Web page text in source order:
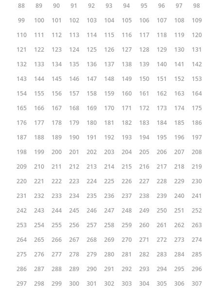
88
89 90 91 92 93 94 95 96 97
98
99
100 101 102 103 104 105 106 107 108
109
110
111 112 113 114 115 116 117 118 119
120
121
122 123 124 125 126 127 128 129 130
131
132
133 134 135 136 137 138 139 140 141
142
143
144 145 146 147 148 149 150 151 152
153
154
155 156 157 158 159 160 161 162 163
164
165
166 167 168 169 170 171 172 173 174
175
176
177 178 179 180 181 182 183 184 185
186
187
188 189 190 191 192 193 194 195 196
197
198
199 200 201 202 203 204 205 206 207
208
209
210 211 212 213 214 215 216 217 218
219
220
221 222 223 224 225 226 227 228 229
230
231
232 233 234 235 236 237 238 239 240
241
242
243 244 245 246 247 248 249 250 251
252
253
254 255 256 257 258 259 260 261 262
263
264
265 266 267 268 269 270 271 272 273
274
275
276 277 278 279 280 281 282 283 284
285
286
287 288 289 290 291 292 293 294 295
296
297
298 299 300 301 302 303 304 305 306
307